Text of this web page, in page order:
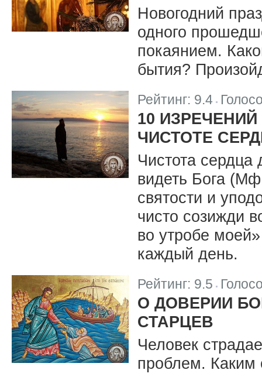
Новогодний
одного
покаянием.
бытия?
Рейтинг: 9.4 |
10
ЧИСТОТЕ
Чистота сердца
видеть Бога
святости и
чисто созижди
во утробе
каждый день.
Рейтинг: 9.5
О ДОВЕРИИ
СТАРЦЕВ
Человек
проблем. Каким